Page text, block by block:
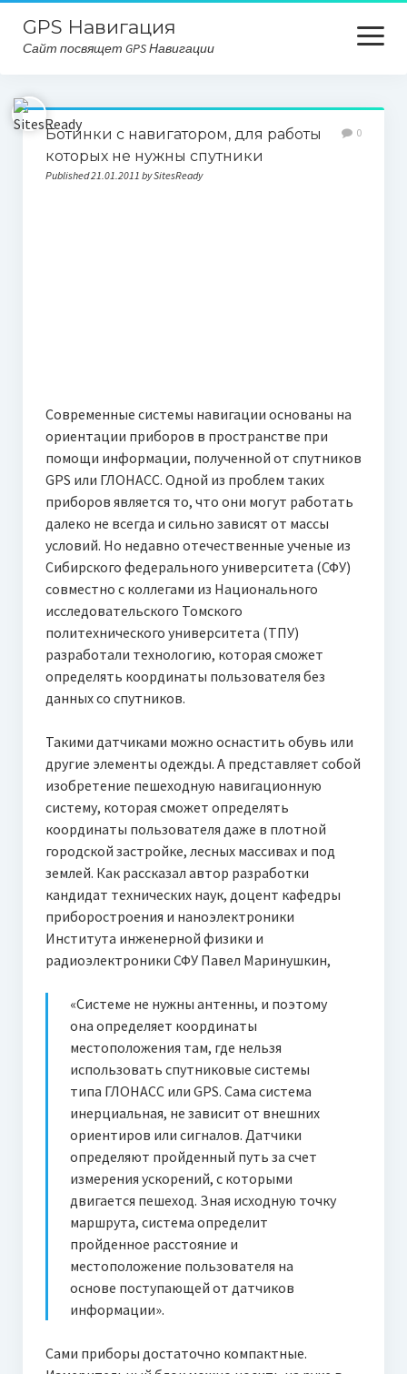
GPS Навигация
Сайт посвящет GPS Навигации
open
menu
Главная
Карта сайта
Ботинки с навигатором, для работы
которых не нужны спутники
Published 21.01.2011 by SitesReady
0
Современные системы навигации основаны на
ориентации приборов в пространстве при
помощи информации, полученной от спутников
GPS или ГЛОНАСС. Одной из проблем таких
приборов является то, что они могут работать
далеко не всегда и сильно зависят от массы
условий. Но недавно отечественные ученые из
Сибирского федерального университета (СФУ)
совместно с коллегами из Национального
исследовательского Томского
политехнического университета (ТПУ)
разработали технологию, которая сможет
определять координаты пользователя без
данных со спутников.
Такими датчиками можно оснастить обувь или
другие элементы одежды. А представляет собой
изобретение пешеходную навигационную
систему, которая сможет определять
координаты пользователя даже в плотной
городской застройке, лесных массивах и под
землей. Как рассказал автор разработки
кандидат технических наук, доцент кафедры
приборостроения и наноэлектроники
Института инженерной физики и
радиоэлектроники СФУ Павел Маринушкин,
«Системе не нужны антенны, и поэтому
она определяет координаты
местоположения там, где нельзя
использовать спутниковые системы
типа ГЛОНАСС или GPS. Сама система
инерциальная, не зависит от внешних
ориентиров или сигналов. Датчики
определяют пройденный путь за счет
измерения ускорений, с которыми
двигается пешеход. Зная исходную точку
маршрута, система определит
пройденное расстояние и
местоположение пользователя на
основе поступающей от датчиков
информации».
Сами приборы достаточно компактные.